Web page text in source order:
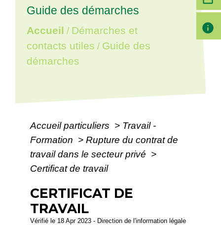
Guide des démarches
Accueil / Démarches et
contacts utiles / Guide des
démarches
Accueil particuliers > Travail -
Formation > Rupture du contrat de
travail dans le secteur privé >
Certificat de travail
CERTIFICAT DE
TRAVAIL
Vérifié le 18 Apr 2023 - Direction de l'information légale
info